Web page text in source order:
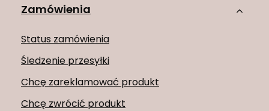
Zamówienia
Status zamówienia
Śledzenie przesyłki
Chcę zareklamować produkt
Chcę zwrócić produkt